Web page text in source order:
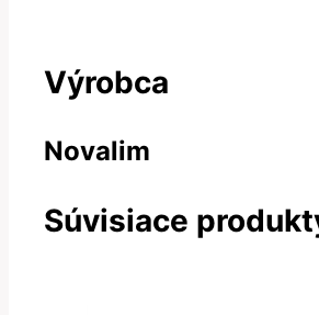
Výrobca
Novalim
Súvisiace